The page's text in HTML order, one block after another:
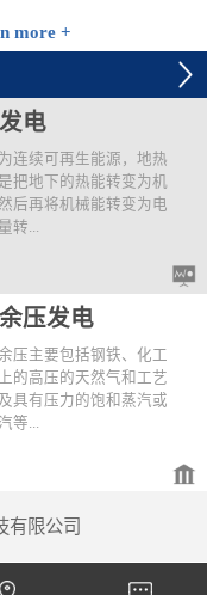
。技改内容：2012
...
more +
电
连续可再生能源，地热
把地下的热能转变为机
后再将机械能转变为电
转...
开山首先提出了快速高
井一站®”分布式井口电
技术为针对一口或距离
口井量身定做地热利用
案，将热源的利用达到最
时结合开山高效的串级
压发电
压主要包括钢铁、化工
的高压的天然气和工艺
具有压力的饱和蒸汽或
等...
蒸汽通常通过减压阀将
到要求值，造成压力能
开山直接膨胀螺杆发电
效将工业余压回收，通
有限公司